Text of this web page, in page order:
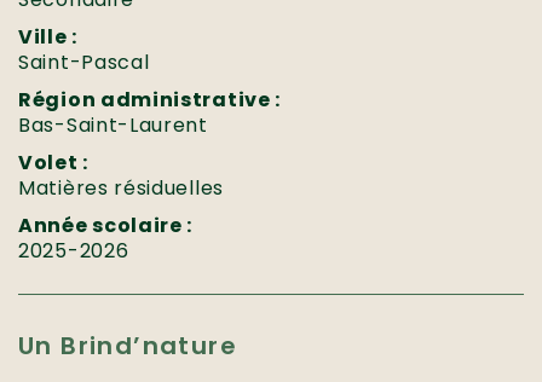
Ville :
Saint-Pascal
Région administrative :
Bas-Saint-Laurent
Volet :
Matières résiduelles
Année scolaire :
2025-2026
Un Brind’nature